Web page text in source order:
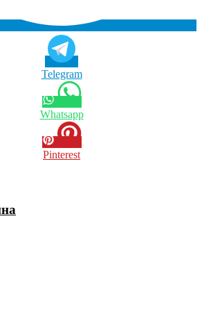
Telegram
Whatsapp
Pinterest